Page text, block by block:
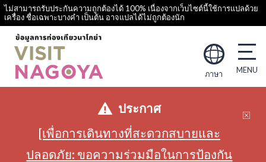
ไม่สามารถรับประกันความถูกต้องได้ 100% เนื่องจากเว็บไซต์นี้ใช้การแปลด้วย
เครื่อง ชื่อเฉพาะบางคำ เป็นต้น อาจแปลได้ไม่ถูกต้องนัก
ภาษา
ประกาศ
[เพื่อการเดินทางที่สะดวกสบายและ
ปลอดภัย: ขอความร่วมมือในการป้องกัน